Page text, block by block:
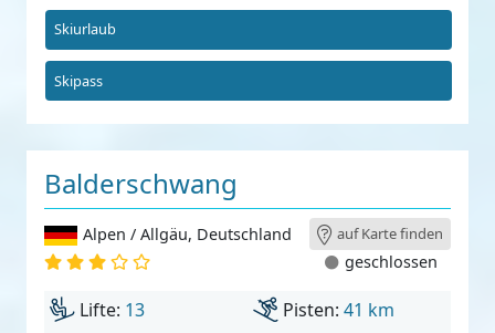
Skiurlaub
Skipass
Balderschwang
Alpen / Allgäu, Deutschland auf Karte finden
geschlossen
Lifte: 13 Pisten: 41 km